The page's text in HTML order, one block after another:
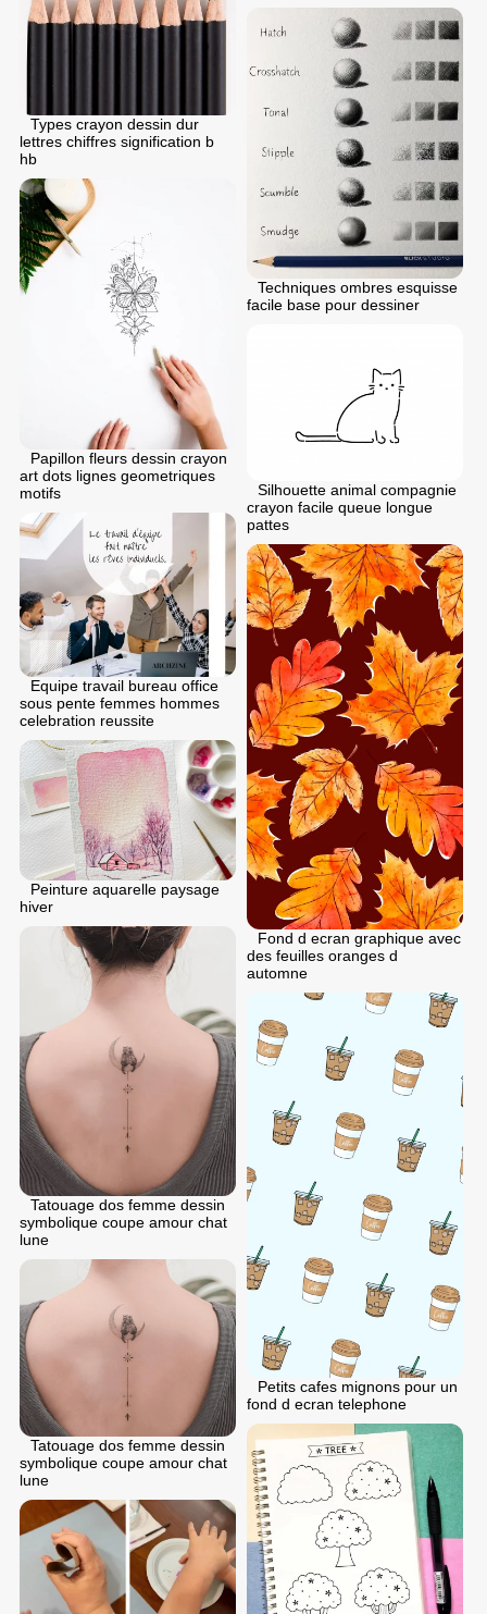
Types crayon dessin dur
lettres chiffres signification b
hb
Techniques ombres esquisse
facile base pour dessiner
Papillon fleurs dessin crayon
art dots lignes geometriques
motifs
Silhouette animal compagnie
crayon facile queue longue
pattes
Equipe travail bureau office
sous pente femmes hommes
celebration reussite
Fond d ecran graphique avec
des feuilles oranges d
automne
Peinture aquarelle paysage
hiver
Tatouage dos femme dessin
symbolique coupe amour chat
lune
Petits cafes mignons pour un
fond d ecran telephone
Tatouage dos femme dessin
symbolique coupe amour chat
lune